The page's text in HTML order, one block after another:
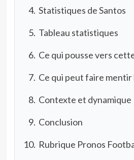
Statistiques de Santos
Tableau statistiques
Ce qui pousse vers
Ce qui peut faire mentir
Contexte et dynamique
Conclusion
Rubrique Pronos